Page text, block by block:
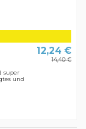
12,24 €
14,40 €
super
und